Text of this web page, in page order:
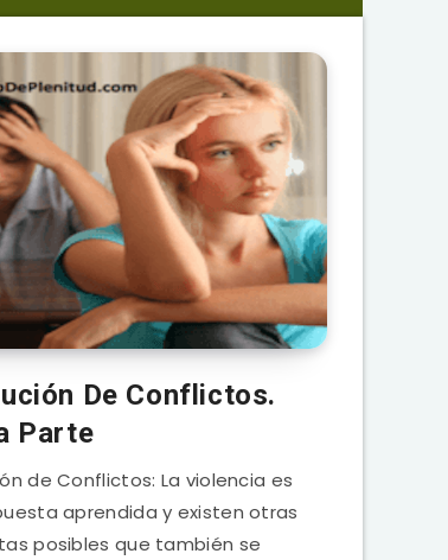
De Conflictos.
Parte
de Conflictos: La violencia es
aprendida y existen otras
posibles que también se